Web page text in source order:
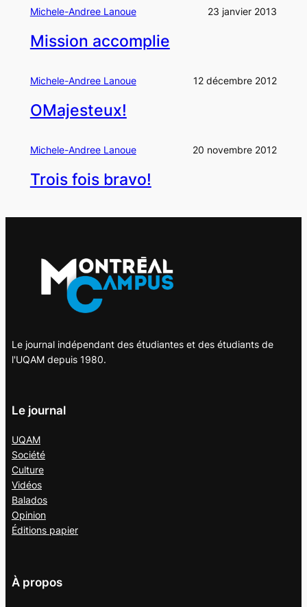
Michele-Andree Lanoue 23 janvier 2013
Mission accomplie
Michele-Andree Lanoue 12 décembre 2012
OMajesteux!
Michele-Andree Lanoue 20 novembre 2012
Trois fois bravo!
Le journal indépendant des étudiantes et des étudiants de
l'UQAM depuis 1980.
Le journal
UQAM
Société
Culture
Vidéos
Balados
Opinion
Éditions papier
À propos